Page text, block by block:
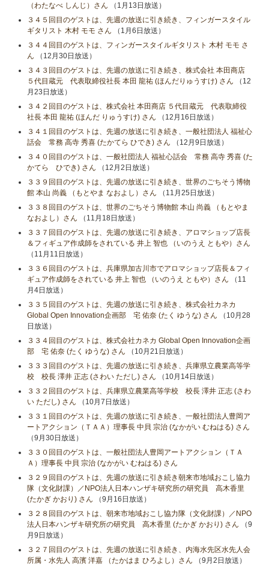
（わたなべ しんじ）さん （1月13日放送）
３４５回目のゲストは、先週の放送に引き続き、フィンガースタイル
ギタリスト 木村 モモ さん （1月6日放送）
３４４回目のゲストは、フィンガースタイルギタリスト 木村 モモ さ
ん （12月30日放送）
３４３回目のゲストは、先週の放送に引き続き、株式会社 本田商店
５代目蔵元 代表取締役社長 本田 龍祐 (ほんだりゅうすけ) さん （12
月23日放送）
３４２回目のゲストは、株式会社 本田商店 ５代目蔵元 代表取締役
社長 本田 龍祐 (ほんだ りゅうすけ) さん （12月16日放送）
３４１回目のゲストは、先週の放送に引き続き、一般社団法人 福祉心
話会 常務 高寺 秀喜 (たかてら ひでき) さん （12月9日放送）
３４０回目のゲストは、一般社団法人 福祉心話会 常務 高寺 秀喜 (た
かてら ひでき) さん （12月2日放送）
３３９回目のゲストは、先週の放送に引き続き、世界のごちそう博物
館 本山 尚義 （もとやま なおよし）さん （11月25日放送）
３３８回目のゲストは、世界のごちそう博物館 本山 尚義 （もとやま
なおよし）さん （11月18日放送）
３３７回目のゲストは、先週の放送に引き続き、アロマショップ店長
＆フィギュア作成師をされている 井上 智也 （いのうえ ともや）さん
（11月11日放送）
３３６回目のゲストは、兵庫県加古川市でアロマショップ店長＆フィ
ギュア作成師をされている 井上 智也 （いのうえ ともや）さん （11
月4日放送）
３３５回目のゲストは、先週の放送に引き続き、株式会社カネカ
Global Open Innovation企画部 宅 佑奈 (たく ゆうな) さん （10月28
日放送）
３３４回目のゲストは、株式会社カネカ Global Open Innovation企画
部 宅 佑奈 (たく ゆうな) さん （10月21日放送）
３３３回目のゲストは、先週の放送に引き続き、兵庫県立農業高等学
校 校長 澤井 正志 (さわい ただし) さん （10月14日放送）
３３２回目のゲストは、兵庫県立農業高等学校 校長 澤井 正志 (さわ
い ただし) さん （10月7日放送）
３３１回目のゲストは、先週の放送に引き続き、一般社団法人豊岡ア
ートアクション（ＴＡＡ）理事長 中貝 宗治 (なかがい むねはる) さん
（9月30日放送）
３３０回目のゲストは、一般社団法人豊岡アートアクション（ＴＡ
Ａ）理事長 中貝 宗治 (なかがい むねはる) さん
３２９回目のゲストは、先週の放送に引き続き朝来市地域おこし協力
隊（文化財課）／NPO法人日本ハンザキ研究所の研究員 高木香里
(たかぎ かおり) さん （9月16日放送）
３２８回目のゲストは、朝来市地域おこし協力隊（文化財課）／NPO
法人日本ハンザキ研究所の研究員 高木香里 (たかぎ かおり) さん （9
月9日放送）
３２７回目のゲストは、先週の放送に引き続き、内海水先区水先人会
所属・水先人 高濱 洋嘉 （たかはま ひろよし）さん （9月2日放送）